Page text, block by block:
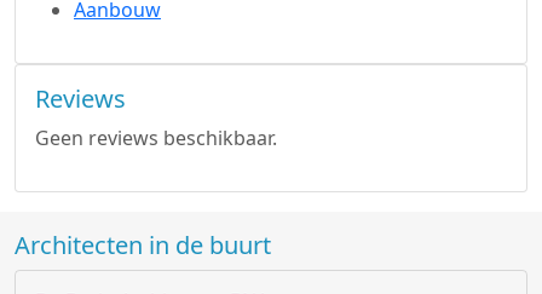
Aanbouw
Reviews
Geen reviews beschikbaar.
Architecten in de buurt